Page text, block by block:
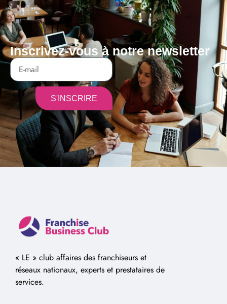
Inscrivez-vous à notre newsletter
S'INSCRIRE
Alternative:
« LE » club affaires des franchiseurs et
réseaux nationaux, experts et prestataires de
services.